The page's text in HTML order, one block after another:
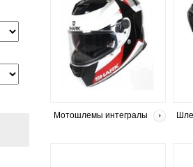
Мотошлемы интегралы